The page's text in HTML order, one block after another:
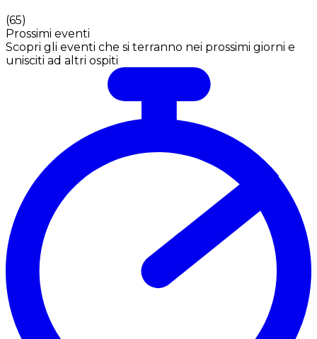
(65)
Prossimi eventi
Scopri gli eventi che si terranno nei prossimi giorni e
unisciti ad altri ospiti